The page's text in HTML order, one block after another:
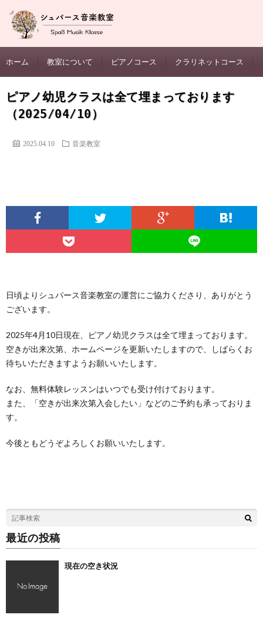
ホーム 教室について ピアノコース クラリネットコース
ピアノ幼児クラスは全て埋まっております
（2025/04/10）
2025.04.10 音楽教室
日頃よりシュパース音楽教室の運営にご協力くださり、ありがとう
ございます。
2025年4月10日現在、ピアノ幼児クラスは全て埋まっております。
空きが出来次第、ホームページを更新いたしますので、しばらくお
待ちいただきますようお願いいたします。
なお、無料体験レッスンはいつでも受け付けております。
また、「空きが出来次第入会したい」などのご予約も承っておりま
す。
今後ともどうぞよろしくお願いいたします。
最近の投稿
現在の空き状況